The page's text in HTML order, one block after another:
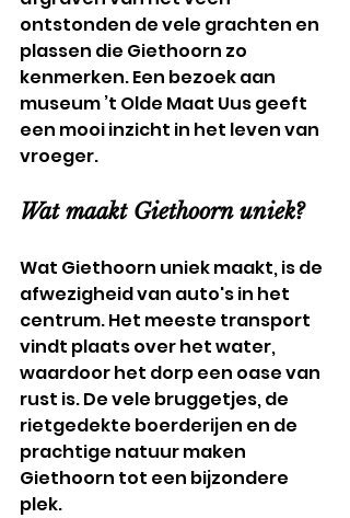
ontstonden de vele grachten en
plassen die Giethoorn zo
kenmerken. Een bezoek aan
museum ’t Olde Maat Uus geeft
een mooi inzicht in het leven van
vroeger.
Wat maakt Giethoorn uniek?
Wat Giethoorn uniek maakt, is de
afwezigheid van auto's in het
centrum. Het meeste transport
vindt plaats over het water,
waardoor het dorp een oase van
rust is. De vele bruggetjes, de
rietgedekte boerderijen en de
prachtige natuur maken
Giethoorn tot een bijzondere
plek.